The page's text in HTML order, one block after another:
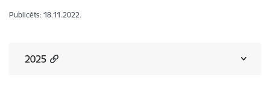
Publicēts: 18.11.2022.
2025